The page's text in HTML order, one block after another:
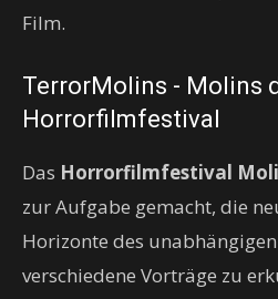
Film.
TerrorMolins - Molins
Horrorfilmfestival
Das Horrorfilmfestival
zur Aufgabe gemacht, die
Horizonte des
verschiedene Vorträge zu